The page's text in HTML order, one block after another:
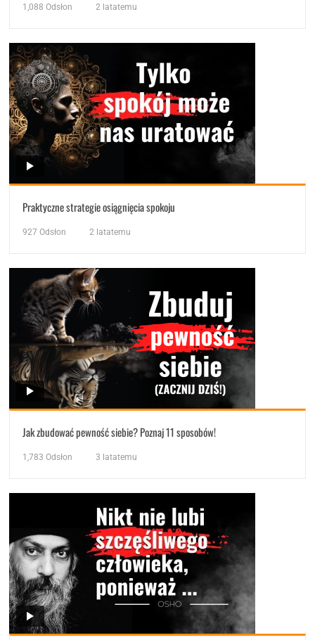
1,088 Odsłon 2 latatemu
Praktyczne strategie osiągnięcia spokoju
927 Odsłon 2 latatemu
Jak zbudować pewność siebie? Poznaj 11 sposobów!
1,783 Odsłon 3 latatemu